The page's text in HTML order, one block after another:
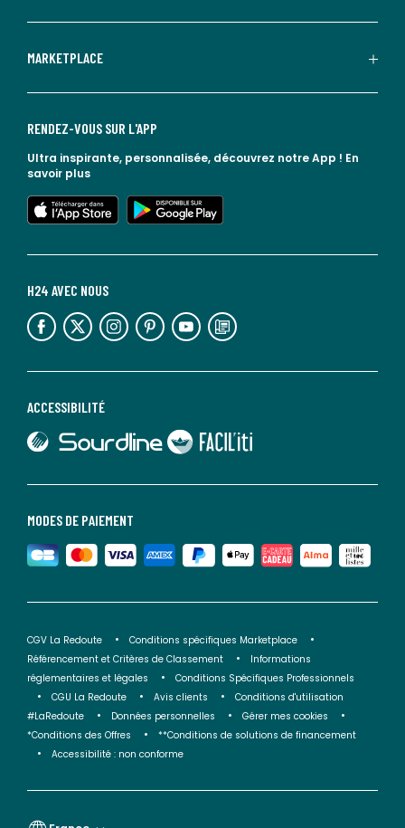
MARKETPLACE
MODES DE PAIEMENT
ACCESSIBILITÉ
lien vers Faciliti
H24 AVEC NOUS
lien vers l'espace réseaux sociaux lien vers l'espace réseaux sociaux lien vers l'espace réseaux sociaux lien vers l'espace réseaux sociaux lien vers l'espace réseaux sociaux lien vers le blog la redoute
RENDEZ-VOUS SUR L'APP
Ultra inspirante, personnalisée, découvrez notre App ! En
savoir plus
lien vers l'app store
lien vers google play
CGV La Redoute
Conditions spécifiques Marketplace
Référencement et Critères de Classement
Informations
réglementaires et légales
Conditions Spécifiques Professionnels
CGU La Redoute
Avis clients
Conditions d'utilisation
#LaRedoute
Données personnelles
Gérer mes cookies
*Conditions des Offres
**Conditions de solutions de financement
Accessibilité : non conforme